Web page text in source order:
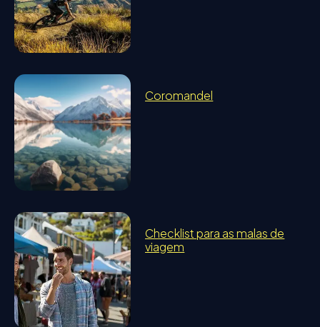
Coromandel
Checklist para as malas de
viagem